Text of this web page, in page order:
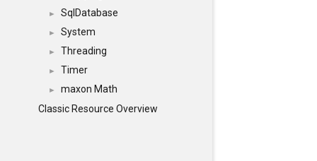
► SqlDatabase
► System
► Threading
► Timer
►
maxon Math
Classic Resource Overview